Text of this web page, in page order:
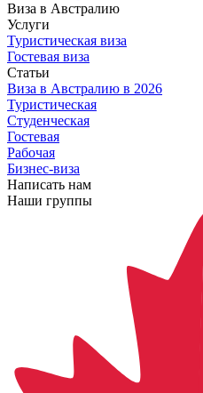
Виза в Австралию
Услуги
Туристическая виза
Гостевая виза
Статьи
Виза в Австралию в 2026
Туристическая
Студенческая
Гостевая
Рабочая
Бизнес-виза
Написать нам
Наши группы